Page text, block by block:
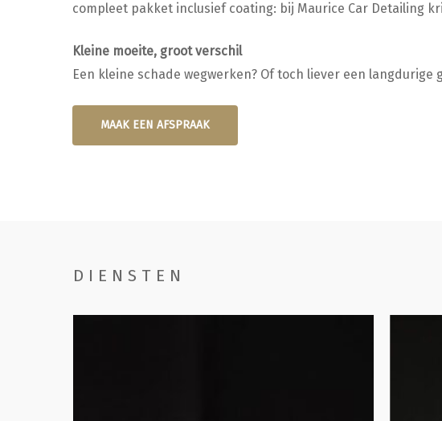
compleet pakket inclusief coating: bij Maurice Car Detailing
Kleine moeite, groot verschil
Een kleine schade wegwerken? Of toch liever een
MAAK EEN AFSPRAAK
DIENSTEN